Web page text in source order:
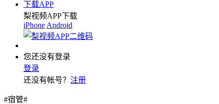
下载APP
梨视频APP下载
iPhone Android
您还没有登录
登录
还没有帐号？ 注册
#宿管#